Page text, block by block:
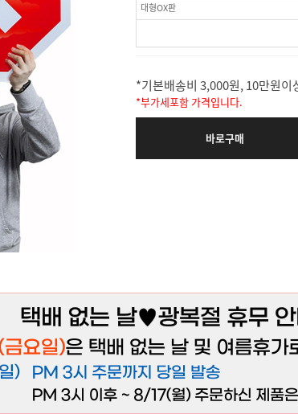
대형OX판
*기본배송비 3,000원, 10만원
*부가세포함 가격입니다.
바로구매